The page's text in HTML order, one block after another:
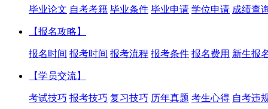
毕业论文 自考考籍 毕业条件 毕业申请 学位申请 成绩查
【报名攻略】
报名时间 报考时间 报考流程 报考条件 报名费用 新生报
【学员交流】
考试技巧 报考技巧 复习技巧 历年真题 考生心得 自考违